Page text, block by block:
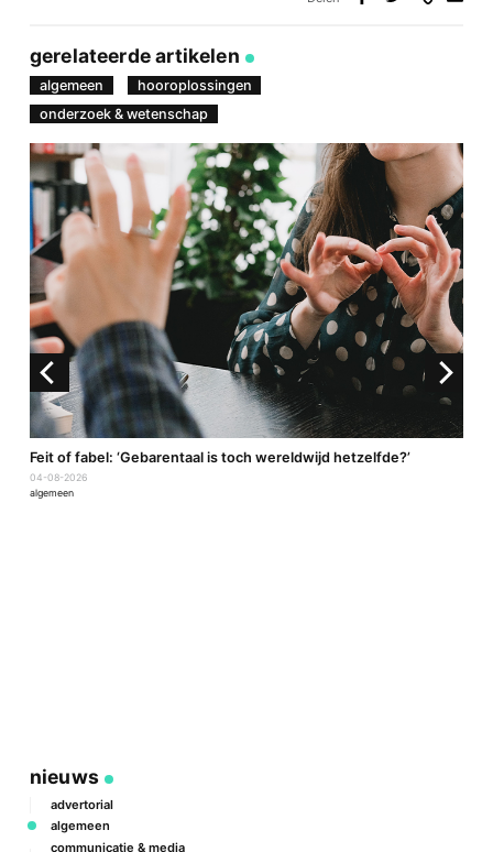
gerelateerde artikelen
algemeen
hooroplossingen
onderzoek & wetenschap
Feit of fabel: ‘Gebarentaal is toch wereldwijd hetzelfde?’
04-08-2026
algemeen
nieuws
advertorial
algemeen
communicatie & media